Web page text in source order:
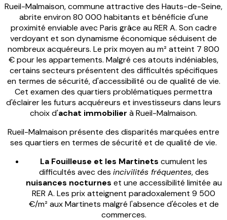
Rueil-Malmaison, commune attractive des Hauts-de-Seine,
abrite environ 80 000 habitants et bénéficie d'une
proximité enviable avec Paris grâce au RER A. Son cadre
verdoyant et son dynamisme économique séduisent de
nombreux acquéreurs. Le prix moyen au m² atteint 7 800
€ pour les appartements. Malgré ces atouts indéniables,
certains secteurs présentent des difficultés spécifiques
en termes de sécurité, d'accessibilité ou de qualité de vie.
Cet examen des quartiers problématiques permettra
d'éclairer les futurs acquéreurs et investisseurs dans leurs
choix d'achat immobilier à Rueil-Malmaison.
Rueil-Malmaison présente des disparités marquées entre
ses quartiers en termes de sécurité et de qualité de vie.
La Fouilleuse et les Martinets cumulent les
difficultés avec des incivilités fréquentes, des
nuisances nocturnes et une accessibilité limitée au
RER A. Les prix atteignent paradoxalement 9 500
€/m² aux Martinets malgré l'absence d'écoles et de
commerces.